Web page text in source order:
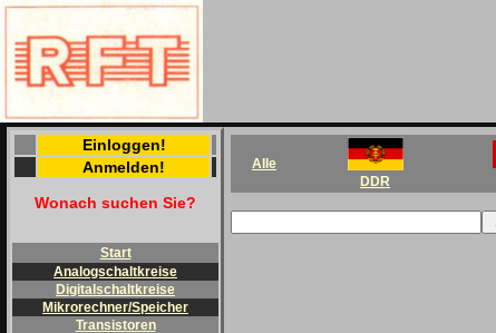
Einloggen!
Anmelden!
Wonach suchen Sie?
Start
Analogschaltkreise
Digitalschaltkreise
Mikrorechner/Speicher
Transistoren
Alle
DDR